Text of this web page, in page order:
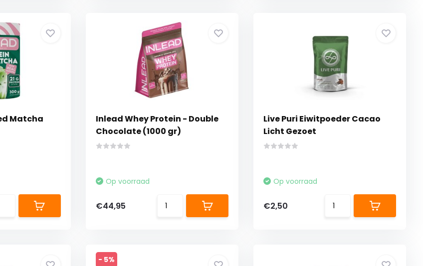
Matcha
Inlead Whey Protein - Double
Chocolate (1000 gr)
Op voorraad
€44,95
Live Puri Eiwitpoeder Cacao
Licht Gezoet
Op voorraad
€2,50
- 5%